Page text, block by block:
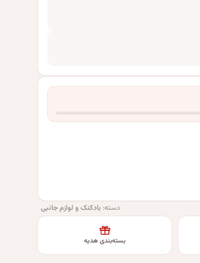
دسته: بادکنک و لوازم جانبی
بسته‌بندی هدیه